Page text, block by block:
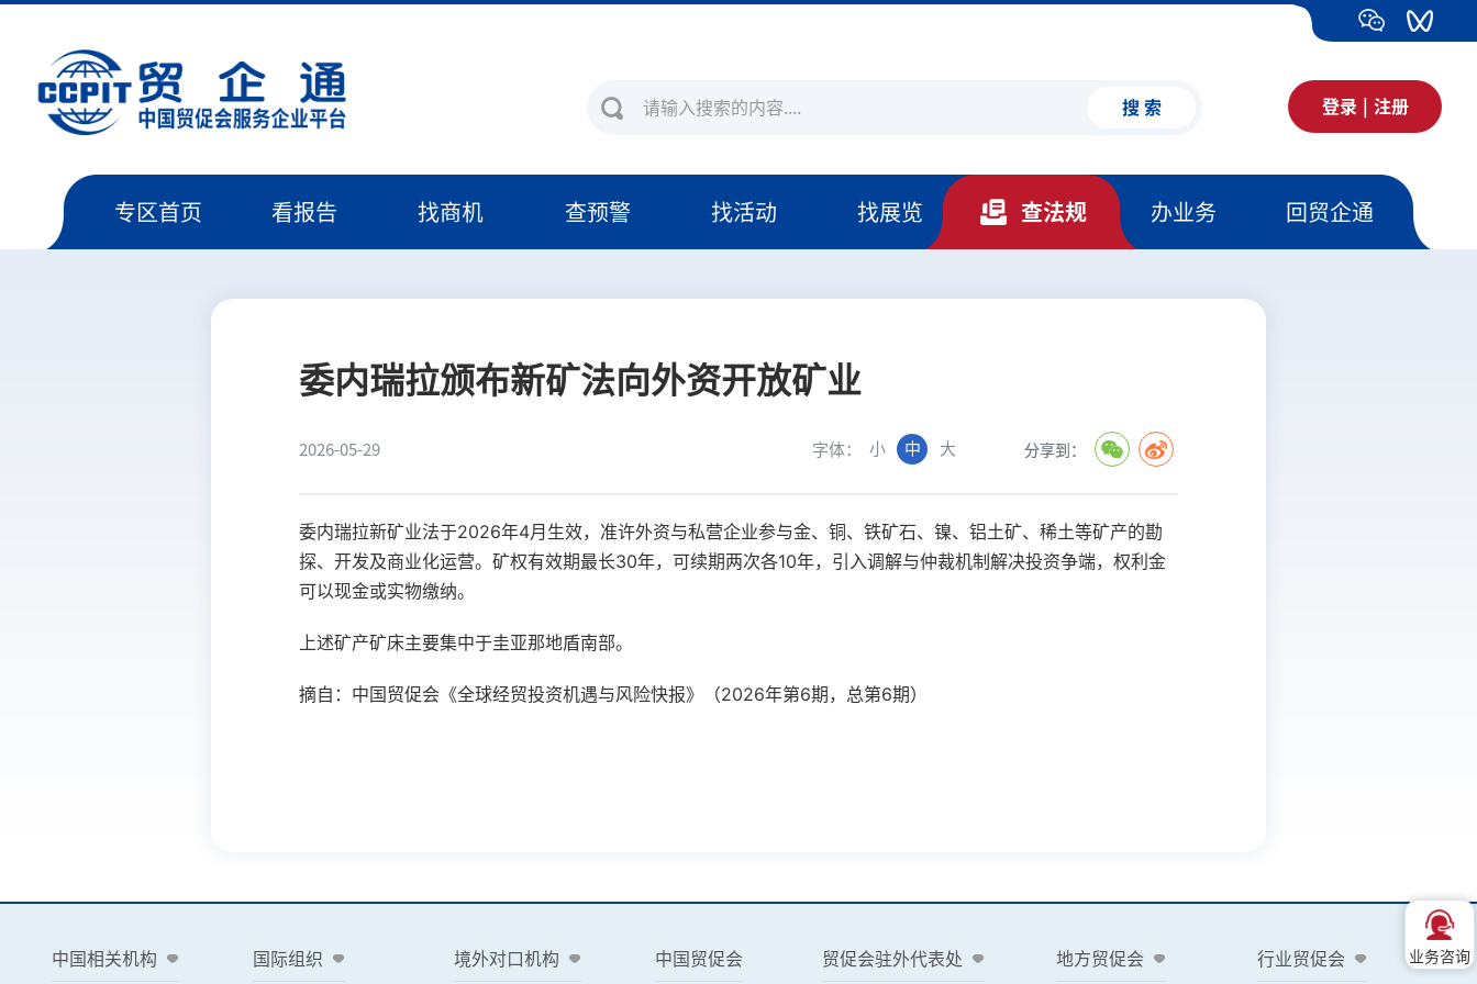
搜 索 登录 注册
专区首页 看报告 找商机 查预警 找活动 找展览 查法规 办业务 回贸企通
委内瑞拉颁布新矿法向外资开放矿业
2026-05-29 字体： 小 中 大 分享到：
委内瑞拉新矿业法于2026年4月生效，准许外资与私营企业参与金、铜、铁矿石、镍、铝土矿、稀土等矿产的勘
探、开发及商业化运营。矿权有效期最长30年，可续期两次各10年，引入调解与仲裁机制解决投资争端，权利金
可以现金或实物缴纳。
上述矿产矿床主要集中于圭亚那地盾南部。
摘自：中国贸促会《全球经贸投资机遇与风险快报》（2026年第6期，总第6期）
业务咨询
中国相关机构 国际组织 境外对口机构 中国贸促会 贸促会驻外代表处 地方贸促会 行业贸促会